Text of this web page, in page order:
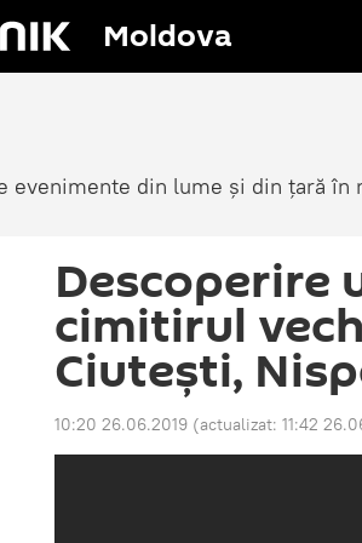
Moldova
evenimente din lume și din țară în
Descoperire
cimitirul
Ciutești,
10:20 26.06.2019 (actualizat: 11:42